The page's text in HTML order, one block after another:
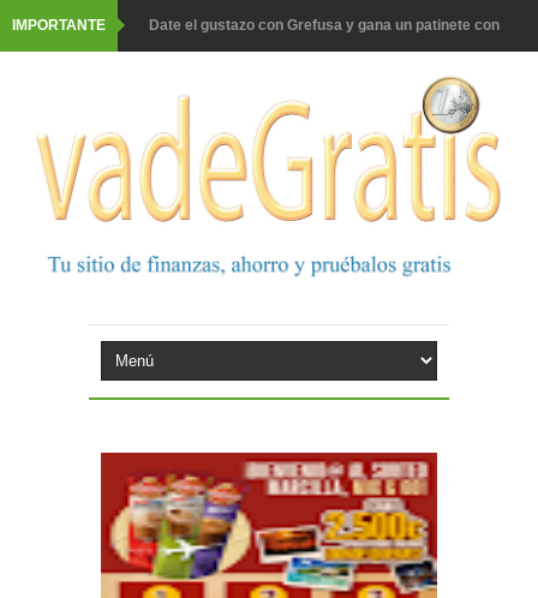
IMPORTANTE Date el gustazo con Grefusa y gana un patinete con
Barbadillo te da la opción de ganar increíbles premios
Prueba gratis hohes C Vitamin C-irup
Prueba gratis Maison Perrier France
Gana premios Pokémon con Kellogg's
premios
productos
El milagrito te lleva a Sevilla
Fuze Tea regala 100 premios al día